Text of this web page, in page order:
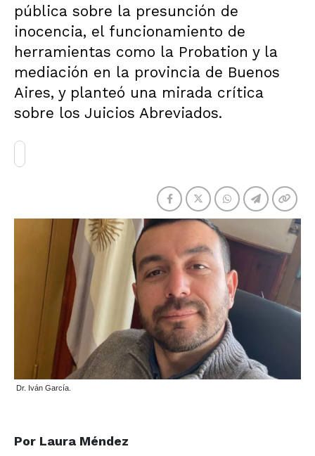
pública sobre la presunción de
inocencia, el funcionamiento de
herramientas como la Probation y la
mediación en la provincia de Buenos
Aires, y planteó una mirada crítica
sobre los Juicios Abreviados.
Dr. Iván García.
Por Laura Méndez